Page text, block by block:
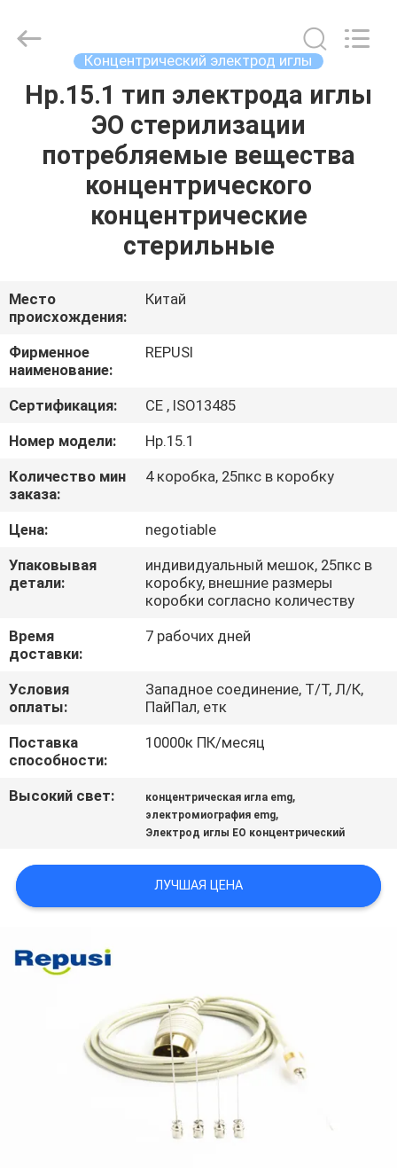
ДОМ
ПРОДУКТЫ
ПУТЕШЕСТВИЕ
ФАБРИКИ
ПРОВЕРКА
КАЧЕСТВА
СВЯЖИТЕСЬ
МЫ
НОВОСТИ
ЦИТАТУ
КАРТА
PRIVACY
Electronics
Co.,Ltd..
Концентрический электрод иглы
Нр.15.1 тип электрода иглы
ЭО стерилизации
потребляемые вещества
концентрического
концентрические
стерильные
Место
происхождения:
Китай
Фирменное
наименование:
REPUSI
Сертификация:
CE , ISO13485
Номер модели:
Нр.15.1
Количество мин
заказа:
4 коробка, 25пкс в коробку
Цена:
negotiable
Упаковывая
детали:
индивидуальный мешок, 25пкс в
коробку, внешние размеры
коробки согласно количеству
Время
доставки:
7 рабочих дней
Условия
оплаты:
Западное соединение, Т/Т, Л/К,
ПайПал, етк
Поставка
способности:
10000к ПК/месяц
Высокий свет: концентрическая игла emg,
электромиография emg,
Электрод иглы EO концентрический
ЛУЧШАЯ ЦЕНА